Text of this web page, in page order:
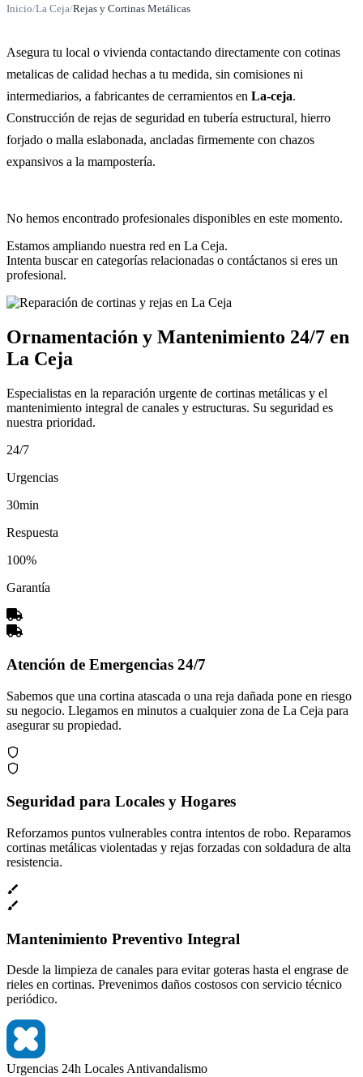
Inicio/La Ceja/Rejas y Cortinas Metálicas
Asegura tu local o vivienda contactando directamente con cotinas
metalicas de calidad hechas a tu medida, sin comisiones ni
intermediarios, a fabricantes de cerramientos en La-ceja.
Construcción de rejas de seguridad en tubería estructural, hierro
forjado o malla eslabonada, ancladas firmemente con chazos
expansivos a la mampostería.
No hemos encontrado profesionales disponibles en este momento.
Estamos ampliando nuestra red en La Ceja.
Intenta buscar en categorías relacionadas o contáctanos si eres un
profesional.
Ornamentación y Mantenimiento 24/7 en
La Ceja
Especialistas en la reparación urgente de cortinas metálicas y el
mantenimiento integral de canales y estructuras. Su seguridad es
nuestra prioridad.
24/7
Urgencias
30min
Respuesta
100%
Garantía
Atención de Emergencias 24/7
Sabemos que una cortina atascada o una reja dañada pone en riesgo
su negocio. Llegamos en minutos a cualquier zona de La Ceja para
asegurar su propiedad.
Seguridad para Locales y Hogares
Reforzamos puntos vulnerables contra intentos de robo. Reparamos
cortinas metálicas violentadas y rejas forzadas con soldadura de alta
resistencia.
Mantenimiento Preventivo Integral
Desde la limpieza de canales para evitar goteras hasta el engrase de
rieles en cortinas. Prevenimos daños costosos con servicio técnico
periódico.
Urgencias 24h LocalesAntivandalismo